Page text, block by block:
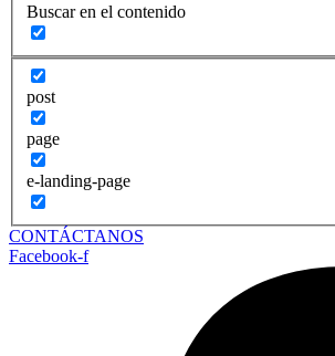
Buscar en el contenido
post
page
e-landing-page
CONTÁCTANOS
Facebook-f